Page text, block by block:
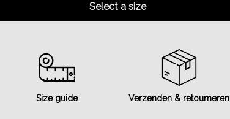
Select a size
Size guide Verzenden & retourneren